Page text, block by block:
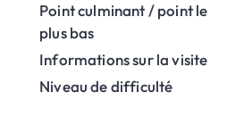
Point culminant / point le
plus bas
Informations sur la visite
Niveau de difficulté